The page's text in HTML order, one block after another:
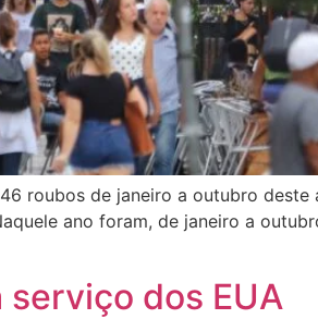
roubos de janeiro a outubro deste
ano foram, de janeiro a
dos EUA